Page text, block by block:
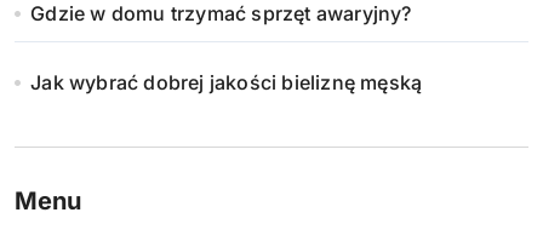
Gdzie w domu trzymać sprzęt awaryjny?
Jak wybrać dobrej jakości bieliznę męską
Menu